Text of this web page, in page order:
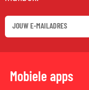
Mobiele apps